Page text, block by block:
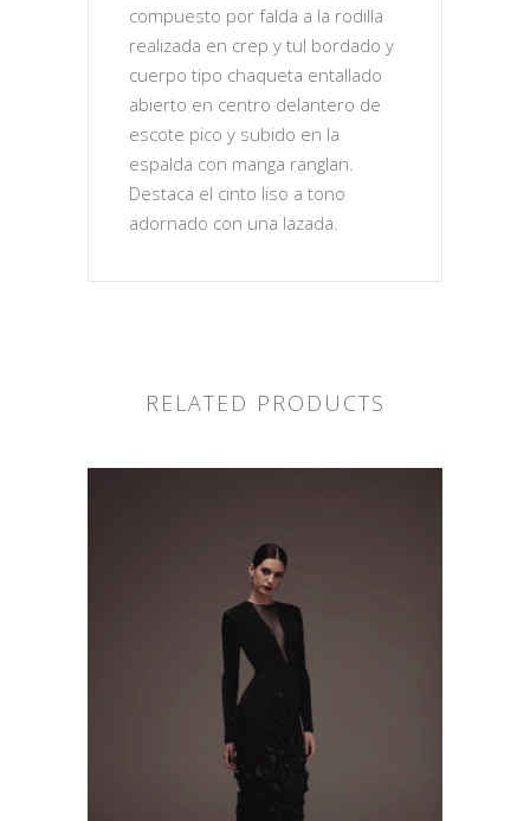
compuesto por falda a la rodilla
realizada en crep y tul bordado y
cuerpo tipo chaqueta entallado
abierto en centro delantero de
escote pico y subido en la
espalda con manga ranglan.
Destaca el cinto liso a tono
adornado con una lazada.
RELATED PRODUCTS